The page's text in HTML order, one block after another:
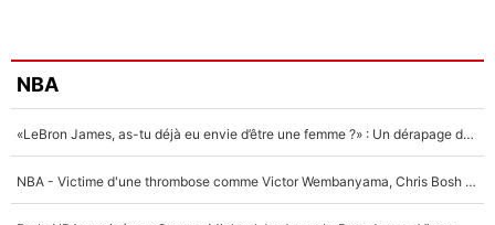
NBA
«LeBron James, as-tu déjà eu envie d’être une femme ?» : Un dérapage de Donald Trump sur la superstar de la NBA refait surface
NBA - Victime d'une thrombose comme Victor Wembanyama, Chris Bosh prévient le Français des risques sur sa santé : «J’ai failli mourir sur le coup et j’ai été ramené à la vie»